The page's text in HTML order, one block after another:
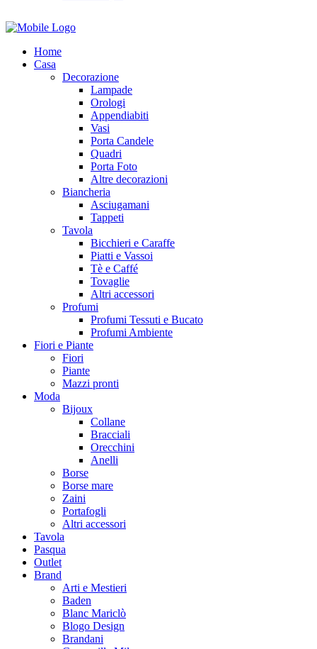
Home
Casa
Decorazione
Lampade
Orologi
Appendiabiti
Vasi
Porta Candele
Quadri
Porta Foto
Altre decorazioni
Biancheria
Asciugamani
Tappeti
Tavola
Bicchieri e Caraffe
Piatti e Vassoi
Tè e Caffé
Tovaglie
Altri accessori
Profumi
Profumi Tessuti e Bucato
Profumi Ambiente
Fiori e Piante
Fiori
Piante
Mazzi pronti
Moda
Bijoux
Collane
Bracciali
Orecchini
Anelli
Borse
Borse mare
Zaini
Portafogli
Altri accessori
Tavola
Pasqua
Outlet
Brand
Arti e Mestieri
Baden
Blanc Mariclò
Blogo Design
Brandani